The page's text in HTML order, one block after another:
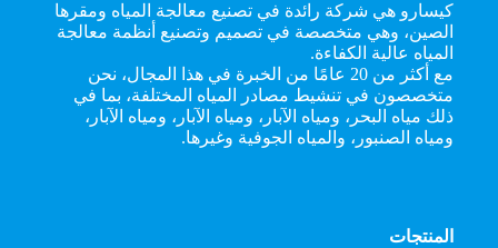
كيسارو هي شركة رائدة في تصنيع معالجة المياه ومقرها
الصين، وهي متخصصة في تصميم وتصنيع أنظمة معالجة
المياه عالية الكفاءة.
مع أكثر من 20 عامًا من الخبرة في هذا المجال، نحن
متخصصون في تنشيط مصادر المياه المختلفة، بما في
ذلك مياه البحر، ومياه الآبار، ومياه الآبار، ومياه الآبار،
ومياه الصنبور، والمياه الجوفية وغيرها.
المنتجات